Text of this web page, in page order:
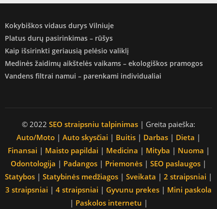
Kokybiškos vidaus durys Vilniuje
Platus durų pasirinkimas – rūšys
Kaip išsirinkti geriausią pelėsio valiklį
Medinės žaidimų aikštelės vaikams – ekologiškos pramogos
Vandens filtrai namui – parenkami individualiai
© 2022 SEO straipsniu talpinimas | Greita paieška:
Auto/Moto | Auto skysčiai | Buitis | Darbas | Dieta |
Finansai | Maisto papildai | Medicina | Mityba | Nuoma |
Odontologija | Padangos | Priemonės | SEO paslaugos |
Statybos | Statybinės medžiagos | Sveikata | 2 straipsniai |
3 straipsniai | 4 straipsniai | Gyvunu prekes | Mini paskola
| Paskolos internetu |